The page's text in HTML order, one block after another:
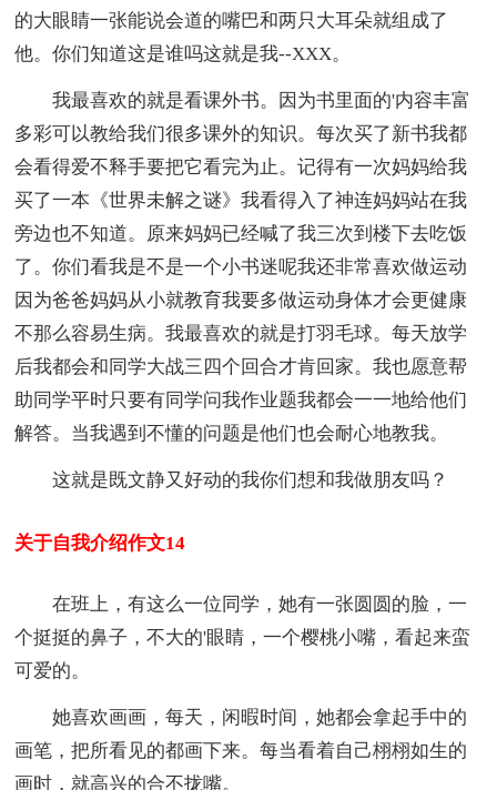
的大眼睛一张能说会道的嘴巴和两只大耳朵就组成了
他。你们知道这是谁吗这就是我--XXX。
我最喜欢的就是看课外书。因为书里面的'内容丰富
多彩可以教给我们很多课外的知识。每次买了新书我都
会看得爱不释手要把它看完为止。记得有一次妈妈给我
买了一本《世界未解之谜》我看得入了神连妈妈站在我
旁边也不知道。原来妈妈已经喊了我三次到楼下去吃饭
了。你们看我是不是一个小书迷呢我还非常喜欢做运动
因为爸爸妈妈从小就教育我要多做运动身体才会更健康
不那么容易生病。我最喜欢的就是打羽毛球。每天放学
后我都会和同学大战三四个回合才肯回家。我也愿意帮
助同学平时只要有同学问我作业题我都会一一地给他们
解答。当我遇到不懂的问题是他们也会耐心地教我。
这就是既文静又好动的我你们想和我做朋友吗？
关于自我介绍作文14
在班上，有这么一位同学，她有一张圆圆的脸，一
个挺挺的鼻子，不大的'眼睛，一个樱桃小嘴，看起来蛮
可爱的。
她喜欢画画，每天，闲暇时间，她都会拿起手中的
画笔，把所看见的都画下来。每当看着自己栩栩如生的
画时，就高兴的合不拢嘴。